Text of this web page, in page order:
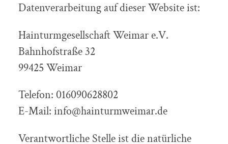
Datenverarbeitung auf dieser Website ist:
Hainturmgesellschaft Weimar e.V.
Bahnhofstraße 32
99425 Weimar
Telefon: 016090628802
E-Mail: info@hainturmweimar.de
Verantwortliche Stelle ist die natürliche